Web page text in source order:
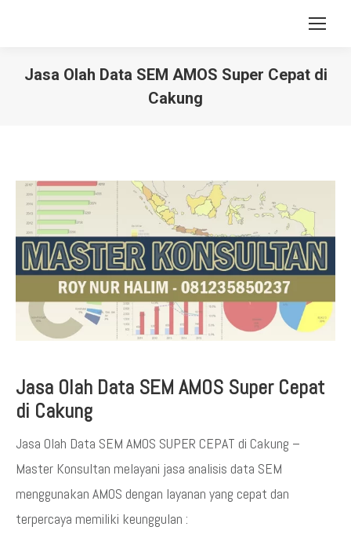
Jasa Olah Data SEM AMOS Super Cepat di
Cakung
Jasa Olah Data SEM AMOS Super Cepat
di Cakung
Jasa Olah Data SEM AMOS SUPER CEPAT di Cakung –
Master Konsultan melayani jasa analisis data SEM
menggunakan AMOS dengan layanan yang cepat dan
terpercaya memiliki keunggulan :